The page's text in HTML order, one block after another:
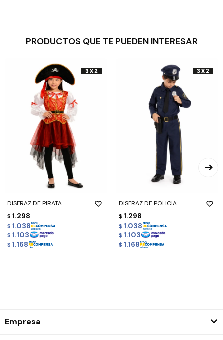
PRODUCTOS QUE TE PUEDEN INTERESAR
DISFRAZ DE PIRATA
$ 1.298
$ 1.038
$ 1.103
$ 1.168
DISFRAZ DE POLICIA
$ 1.298
$ 1.038
$ 1.103
$ 1.168
Empresa